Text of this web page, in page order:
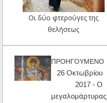
Οι δύο φτερούγες της
θελήσεως
ΠΡΟΗΓΟΥΜΕΝΟ
26 Οκτωβρίου
2017 - Ο
μεγαλομάρτυρας